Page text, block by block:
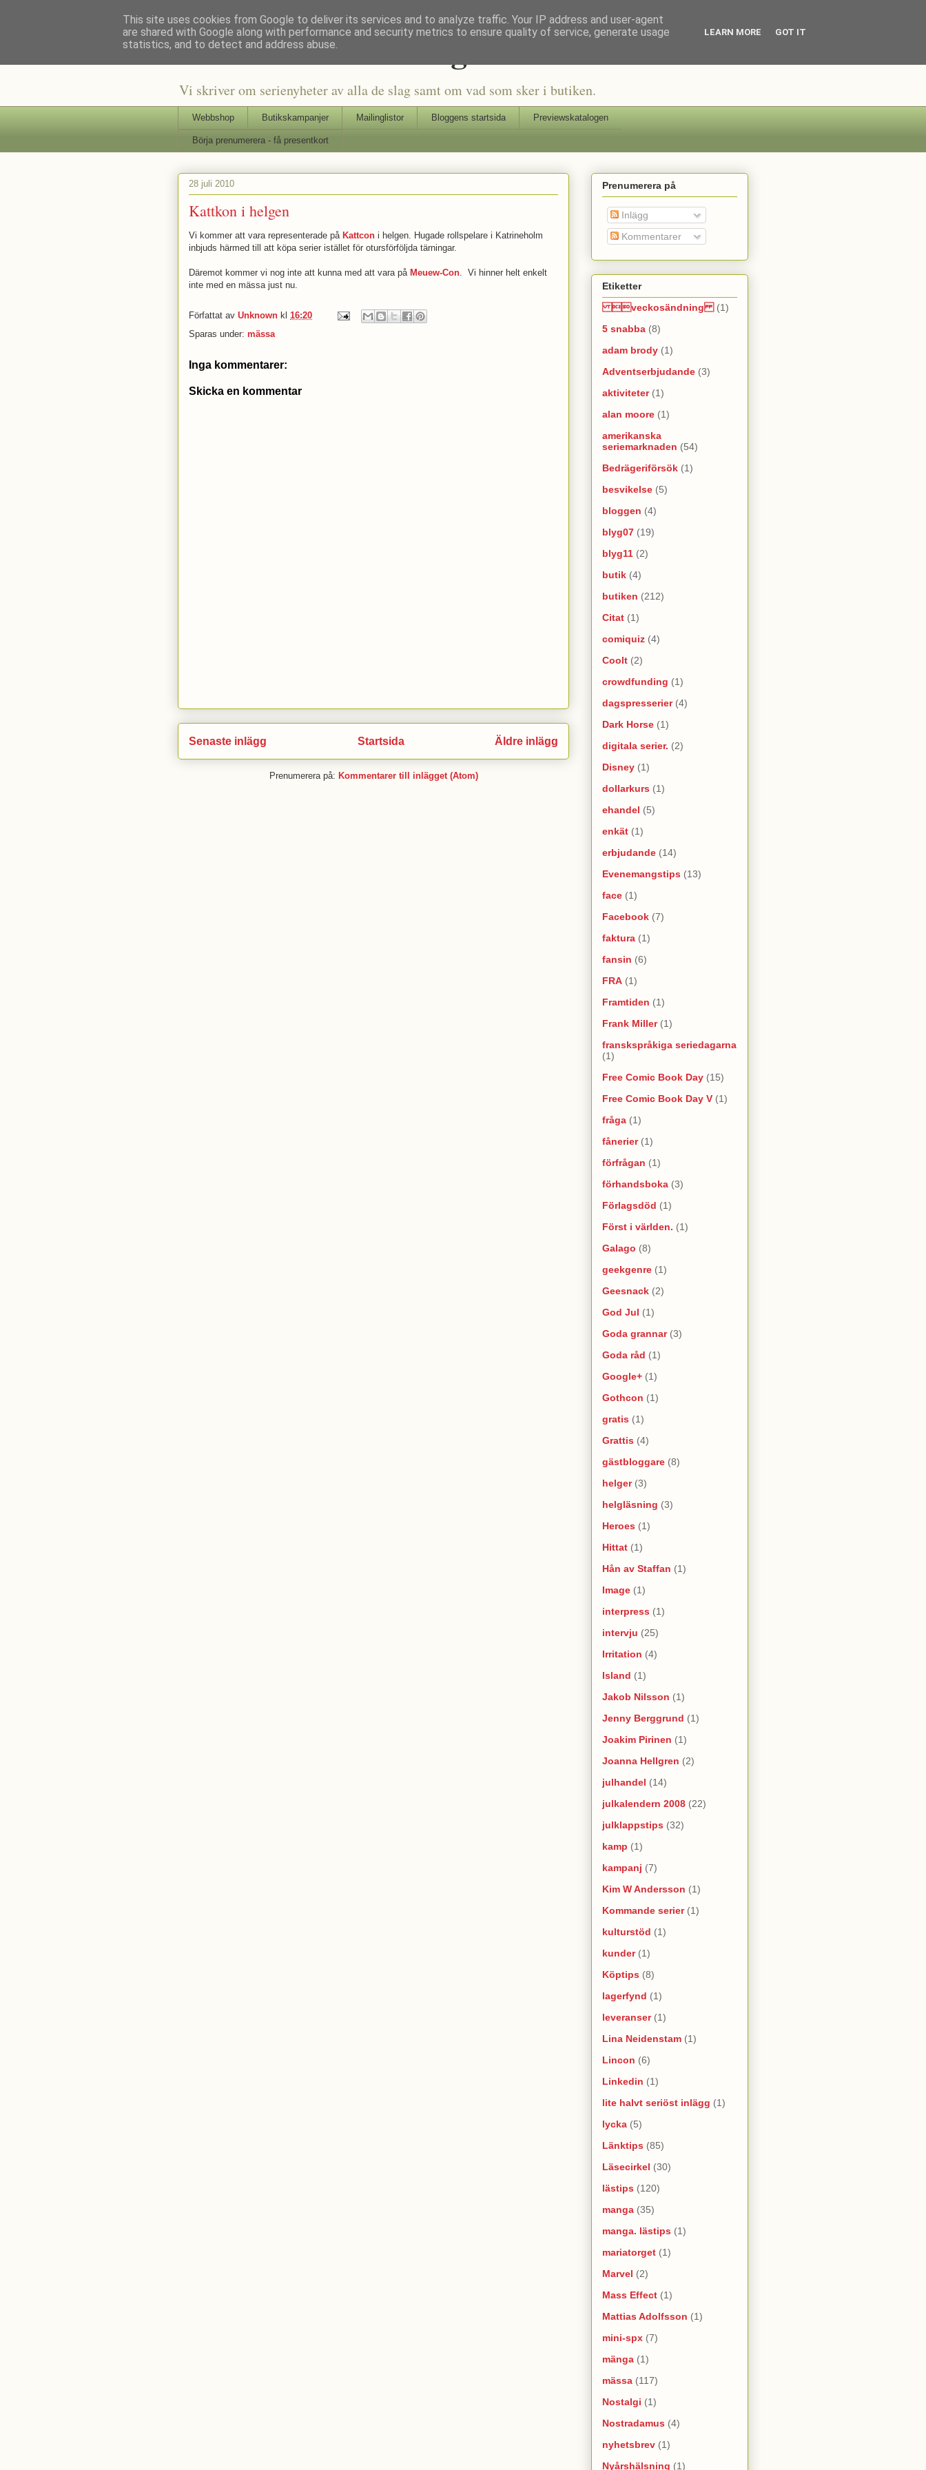
Staffars Seriers Blog
Vi skriver om serienyheter av alla de slag samt om vad som sker i butiken.
Webbshop Butikskampanjer Mailinglistor Bloggens startsida Previewskatalogen
Börja prenumerera - få presentkort
28 juli 2010
Kattkon i helgen
Vi kommer att vara representerade på Kattcon i helgen. Hugade rollspelare i Katrineholm
inbjuds härmed till att köpa serier istället för otursförföljda tärningar.
Däremot kommer vi nog inte att kunna med att vara på Meuew-Con. Vi hinner helt enkelt
inte med en mässa just nu.
Författat av Unknown kl 16:20
Sparas under: mässa
Inga kommentarer:
Skicka en kommentar
Senaste inlägg Äldre inlägg
Startsida
Prenumerera på: Kommentarer till inlägget (Atom)
Prenumerera på
Inlägg
Kommentarer
Etiketter
veckosändning (1)
5 snabba (8)
adam brody (1)
Adventserbjudande (3)
aktiviteter (1)
alan moore (1)
amerikanska
seriemarknaden (54)
Bedrägeriförsök (1)
besvikelse (5)
bloggen (4)
blyg07 (19)
blyg11 (2)
butik (4)
butiken (212)
Citat (1)
comiquiz (4)
Coolt (2)
crowdfunding (1)
dagspresserier (4)
Dark Horse (1)
digitala serier. (2)
Disney (1)
dollarkurs (1)
ehandel (5)
enkät (1)
erbjudande (14)
Evenemangstips (13)
face (1)
Facebook (7)
faktura (1)
fansin (6)
FRA (1)
Framtiden (1)
Frank Miller (1)
franskspråkiga seriedagarna
(1)
Free Comic Book Day (15)
Free Comic Book Day V (1)
fråga (1)
fånerier (1)
förfrågan (1)
förhandsboka (3)
Förlagsdöd (1)
Först i världen. (1)
Galago (8)
geekgenre (1)
Geesnack (2)
God Jul (1)
Goda grannar (3)
Goda råd (1)
Google+ (1)
Gothcon (1)
gratis (1)
Grattis (4)
gästbloggare (8)
helger (3)
helgläsning (3)
Heroes (1)
Hittat (1)
Hån av Staffan (1)
Image (1)
interpress (1)
intervju (25)
Irritation (4)
Island (1)
Jakob Nilsson (1)
Jenny Berggrund (1)
Joakim Pirinen (1)
Joanna Hellgren (2)
julhandel (14)
julkalendern 2008 (22)
julklappstips (32)
kamp (1)
kampanj (7)
Kim W Andersson (1)
Kommande serier (1)
kulturstöd (1)
kunder (1)
Köptips (8)
lagerfynd (1)
leveranser (1)
Lina Neidenstam (1)
Lincon (6)
Linkedin (1)
lite halvt seriöst inlägg (1)
lycka (5)
Länktips (85)
Läsecirkel (30)
lästips (120)
manga (35)
manga. lästips (1)
mariatorget (1)
Marvel (2)
Mass Effect (1)
Mattias Adolfsson (1)
mini-spx (7)
mänga (1)
mässa (117)
Nostalgi (1)
Nostradamus (4)
nyhetsbrev (1)
Nyårshälsning (1)
This site uses cookies from Google to deliver its services and to analyze traffic. Your IP address and user-agent
are shared with Google along with performance and security metrics to ensure quality of service, generate usage
statistics, and to detect and address abuse.
LEARN MORE GOT IT